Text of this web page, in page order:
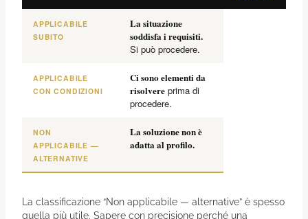
APPLICABILE
SUBITO
La situazione
soddisfa i requisiti.
Si può procedere.
APPLICABILE
CON CONDIZIONI
Ci sono elementi da
risolvere prima di
procedere.
NON
APPLICABILE —
ALTERNATIVE
La soluzione non è
adatta al profilo.
La classificazione “Non applicabile — alternative” è spesso
quella più utile. Sapere con precisione perché una